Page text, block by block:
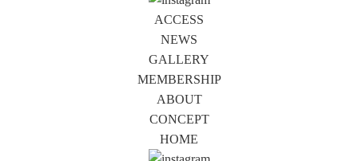
ACCESS
NEWS
GALLERY
MEMBERSHIP
ABOUT
CONCEPT
HOME